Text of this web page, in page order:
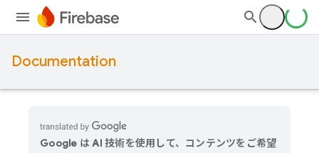
Documentation
Google は AI 技術を使用して、コンテンツをご希望